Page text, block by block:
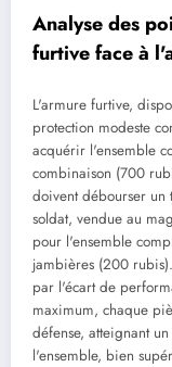
Analyse des
furtive face à
L'armure furtive,
protection modeste
acquérir l'ensemble
combinaison (700
doivent débourser un
soldat, vendue au
pour l'ensemble
jambières (200
par l'écart de
maximum, chaque
défense, atteignant
l'ensemble, bien